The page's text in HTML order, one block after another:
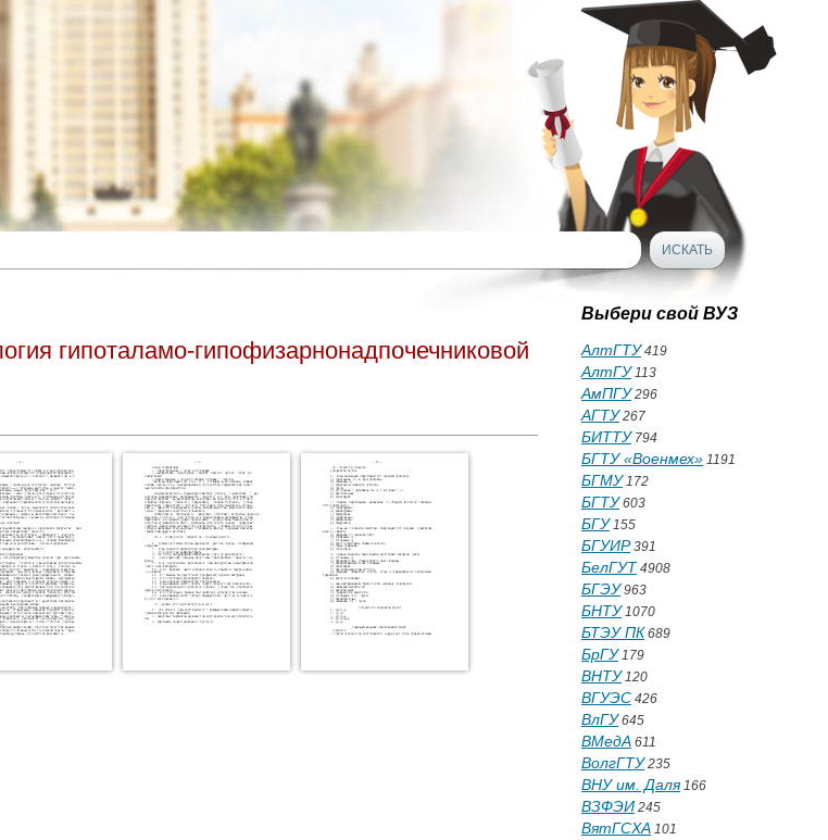
гипоталамо-гипофизарнонадпочечниковой
Выбери свой ВУЗ
АлтГТУ419
АлтГУ113
АмПГУ296
АГТУ267
БИТТУ794
БГТУ «Военмех» 1191
БГМУ172
БГТУ603
БГУ155
БГУИР391
БелГУТ 4908
БГЭУ963
БНТУ1070
БТЭУ ПК 689
БрГУ179
ВНТУ120
ВГУЭС 426
ВлГУ645
ВМедА 611
ВолгГТУ235
ВНУ им. Даля166
ВЗФЭИ 245
ВятГСХА 101